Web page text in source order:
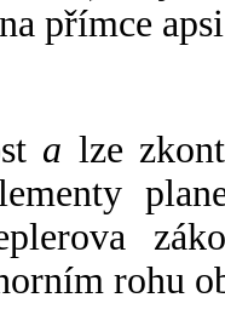
přímce
a lze
rohu